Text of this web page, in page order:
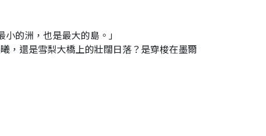
的洲，也是最大的島。」
，還是雪梨大橋上的壯闊日落？是穿梭在墨爾